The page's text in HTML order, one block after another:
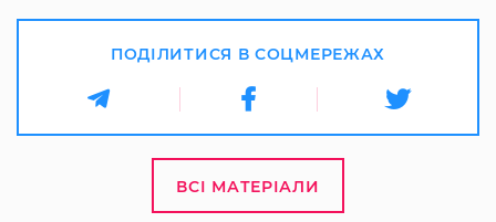
ПОДІЛИТИСЯ В СОЦМЕРЕЖАХ
ВСІ МАТЕРІАЛИ